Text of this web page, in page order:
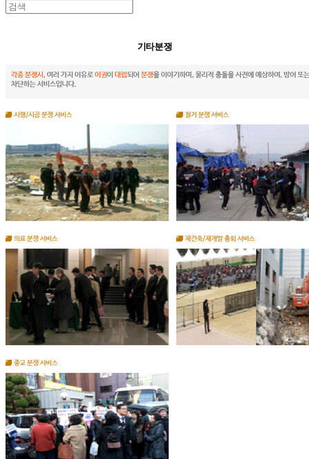
기타분쟁